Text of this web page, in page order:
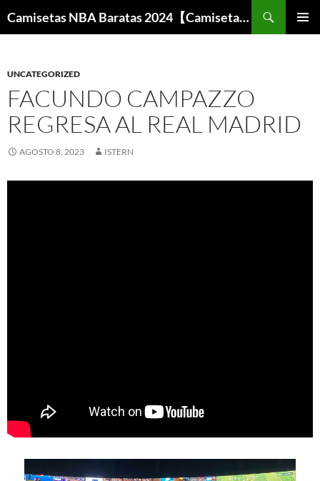
Camisetas NBA Baratas 2024【Camisetas Especiales Baloncesto】
UNCATEGORIZED
FACUNDO CAMPAZZO
REGRESA AL REAL MADRID
AGOSTO 8, 2023 ISTERN